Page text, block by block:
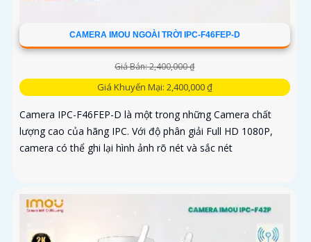
CAMERA IMOU NGOÀI TRỜI IPC-F46FEP-D
Giá Bán: 2,400,000 ₫
Giá Khuyến Mại: 2,400,000 ₫
Camera IPC-F46FEP-D là một trong những Camera chất
lượng cao của hãng IPC. Với độ phân giải Full HD 1080P,
camera có thể ghi lại hình ảnh rõ nét và sắc nét